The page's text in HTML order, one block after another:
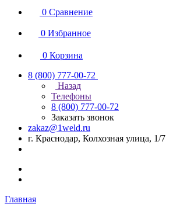
0 Сравнение
0 Избранное
0 Корзина
8 (800) 777-00-72
Назад
Телефоны
8 (800) 777-00-72
Заказать звонок
zakaz@1weld.ru
г. Краснодар, Колхозная улица, 1/7
Главная